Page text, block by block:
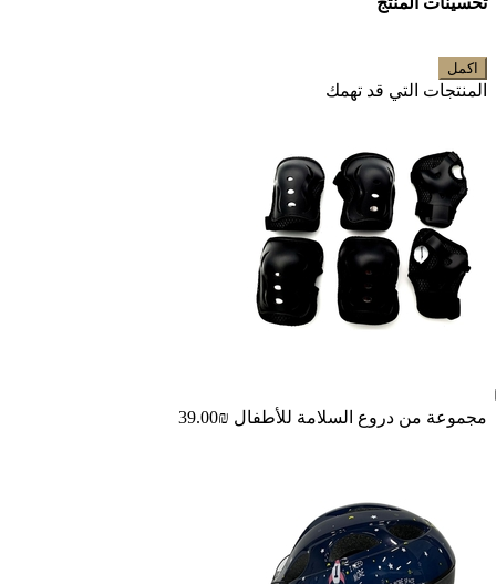
اكمل
المنتجات التي قد تهمك
مجموعة من دروع السلامة للأطفال ₪39.00